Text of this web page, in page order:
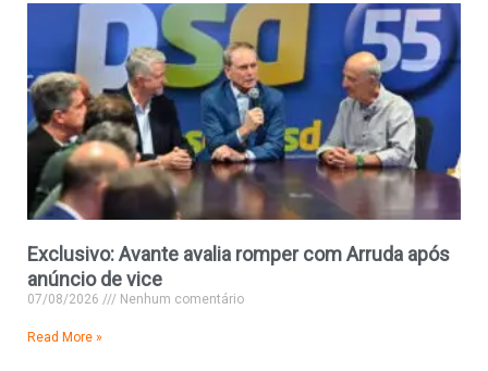
Exclusivo: Avante avalia romper com Arruda após
anúncio de vice
07/08/2026 Nenhum comentário
Read More »